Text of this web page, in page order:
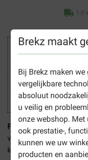
Brekz maakt
Bij Brekz maken
vergelijkbare
absoluut
u veilig en
onze webshop.
ook prestatie-,
kunnen we uw
producten en
1-3
Veilig
Frontline Spot On
volwassen vlooien en
kunnen zijn, het doodt